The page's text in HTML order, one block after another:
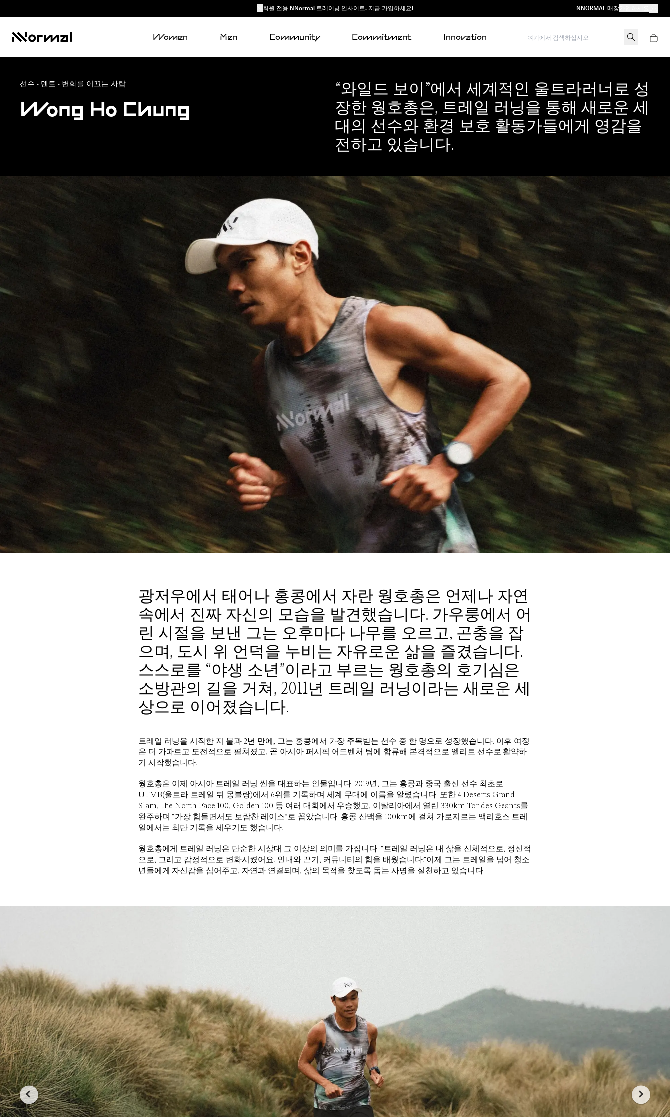
회원 전용 NNormal 트레이닝 인사이트. 지금 가입하세요! NNORMAL 매장 내 계정
Women Men Community Commitment Innovation
선수 · 멘토 · 변화를 이끄는 사람
Wong Ho Chung
“와일드 보이”에서 세계적인 울트라러너로 성
장한 웡호총은, 트레일 러닝을 통해 새로운 세
대의 선수와 환경 보호 활동가들에게 영감을
전하고 있습니다.
광저우에서 태어나 홍콩에서 자란 웡호총은 언제나 자연
속에서 진짜 자신의 모습을 발견했습니다. 가우룽에서 어
린 시절을 보낸 그는 오후마다 나무를 오르고, 곤충을 잡
으며, 도시 위 언덕을 누비는 자유로운 삶을 즐겼습니다.
스스로를 “야생 소년”이라고 부르는 웡호총의 호기심은
소방관의 길을 거쳐, 2011년 트레일 러닝이라는 새로운 세
상으로 이어졌습니다.
트레일 러닝을 시작한 지 불과 2년 만에, 그는 홍콩에서 가장 주목받는 선수 중 한 명으로 성장했습니다. 이후 여정
은 더 가파르고 도전적으로 펼쳐졌고, 곧 아시아 퍼시픽 어드벤처 팀에 합류해 본격적으로 엘리트 선수로 활약하
기 시작했습니다.
웡호총은 이제 아시아 트레일 러닝 씬을 대표하는 인물입니다. 2019년, 그는 홍콩과 중국 출신 선수 최초로
UTMB(울트라 트레일 뒤 몽블랑)에서 6위를 기록하며 세계 무대에 이름을 알렸습니다. 또한 4 Deserts Grand
Slam, The North Face 100, Golden 100 등 여러 대회에서 우승했고, 이탈리아에서 열린 330km Tor des Géants를
완주하며 “가장 힘들면서도 보람찬 레이스”로 꼽았습니다. 홍콩 산맥을 100km에 걸쳐 가로지르는 맥리호스 트레
일에서는 최단 기록을 세우기도 했습니다.
웡호총에게 트레일 러닝은 단순한 시상대 그 이상의 의미를 가집니다. “트레일 러닝은 내 삶을 신체적으로, 정신적
으로, 그리고 감정적으로 변화시켰어요. 인내와 끈기, 커뮤니티의 힘을 배웠습니다.”이제 그는 트레일을 넘어 청소
년들에게 자신감을 심어주고, 자연과 연결되며, 삶의 목적을 찾도록 돕는 사명을 실천하고 있습니다.